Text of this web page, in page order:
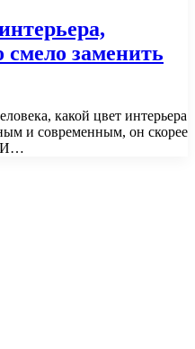
заменить
какой цвет интерьера
и современным, он скорее
И…